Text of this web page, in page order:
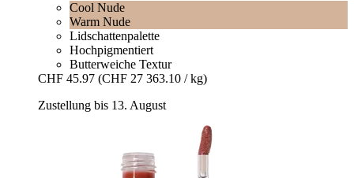
Cool Nude
Warm Nude
Lidschattenpalette
Hochpigmentiert
Butterweiche Textur
CHF 45.97 (CHF 27 363.10 / kg)
Zustellung bis 13. August